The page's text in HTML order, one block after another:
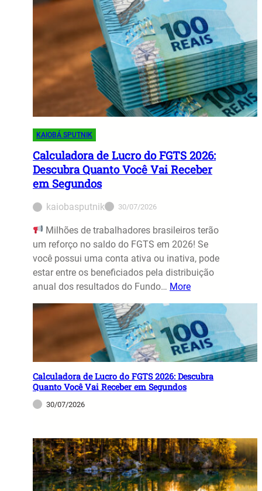
KAIOBÁ SPUTNIK
Calculadora de Lucro do FGTS 2026:
Descubra Quanto Você Vai Receber
em Segundos
kaiobasputnik 30/07/2026
Milhões de trabalhadores brasileiros terão
um reforço no saldo do FGTS em 2026! Se
você possui uma conta ativa ou inativa, pode
estar entre os beneficiados pela distribuição
anual dos resultados do Fundo… More
Calculadora de Lucro do FGTS 2026: Descubra
Quanto Você Vai Receber em Segundos
30/07/2026